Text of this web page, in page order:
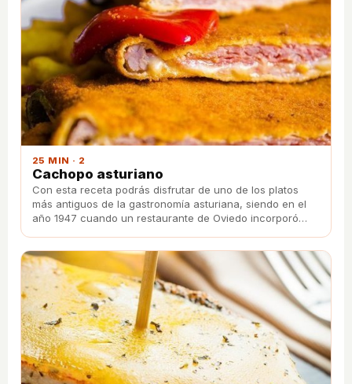
25 MIN · 2
Cachopo asturiano
Con esta receta podrás disfrutar de uno de los platos
más antiguos de la gastronomía asturiana, siendo en el
año 1947 cuando un restaurante de Oviedo incorporó